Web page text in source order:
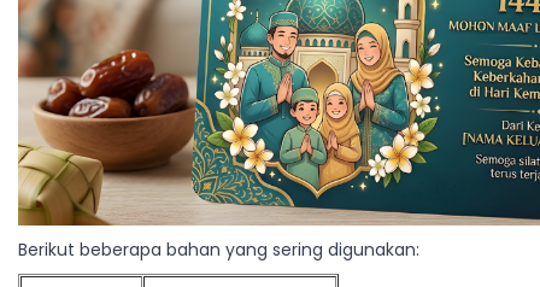
Berikut beberapa bahan yang sering digunakan: